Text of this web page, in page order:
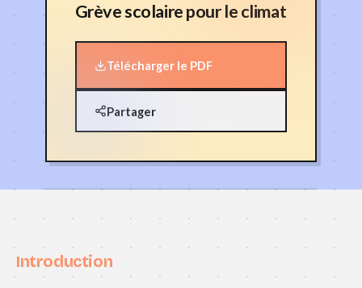
Grève scolaire pour le climat
Télécharger le PDF
Partager
Introduction